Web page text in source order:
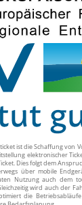
ist die Schaffung von
elektronischer
Dies folgt dem
über mobile
Nutzung auch dem
wird auch der
die